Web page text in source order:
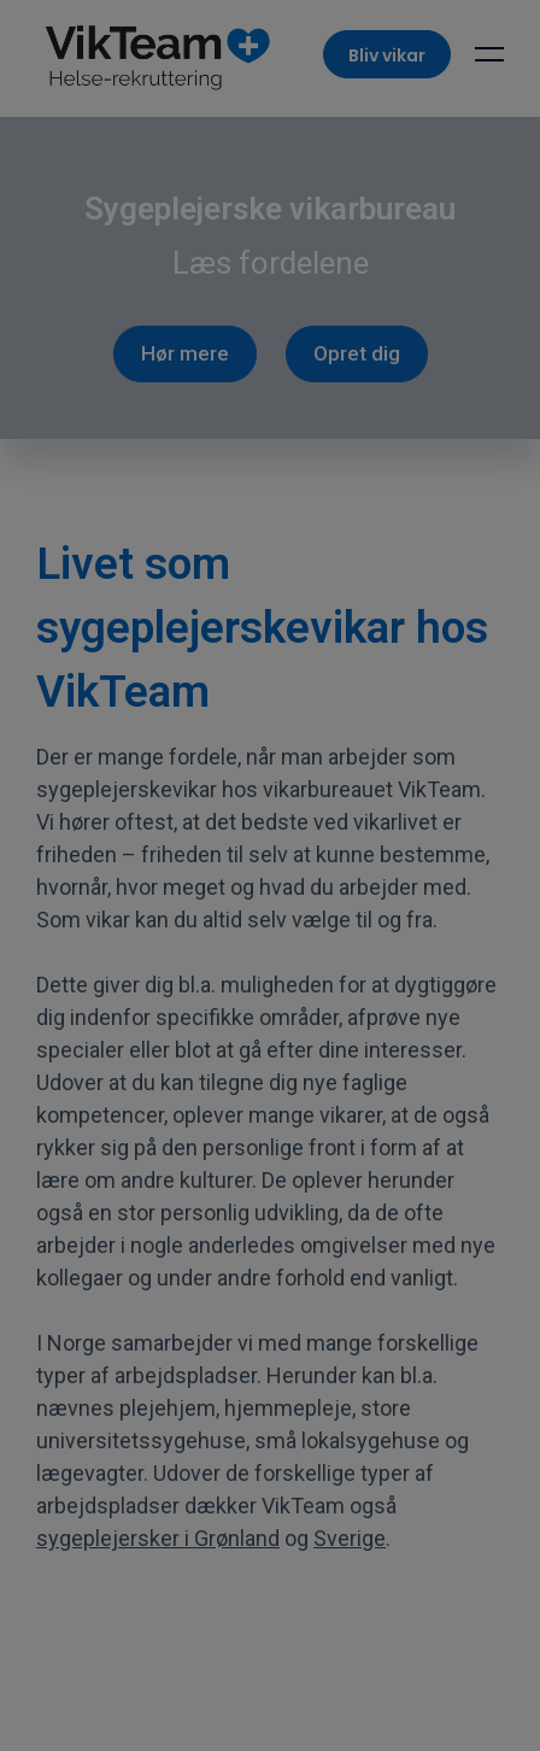
Bliv vikar
Sygeplejerske vikarbureau
Læs fordelene
Hør mere Opret dig
Livet som
sygeplejerskevikar hos
VikTeam
Der er mange fordele, når man arbejder som
sygeplejerskevikar hos vikarbureauet VikTeam.
Vi hører oftest, at det bedste ved vikarlivet er
friheden – friheden til selv at kunne bestemme,
hvornår, hvor meget og hvad du arbejder med.
Som vikar kan du altid selv vælge til og fra.
Dette giver dig bl.a. muligheden for at dygtiggøre
dig indenfor specifikke områder, afprøve nye
specialer eller blot at gå efter dine interesser.
Udover at du kan tilegne dig nye faglige
kompetencer, oplever mange vikarer, at de også
rykker sig på den personlige front i form af at
lære om andre kulturer. De oplever herunder
også en stor personlig udvikling, da de ofte
arbejder i nogle anderledes omgivelser med nye
kollegaer og under andre forhold end vanligt.
I Norge samarbejder vi med mange forskellige
typer af arbejdspladser. Herunder kan bl.a.
nævnes plejehjem, hjemmepleje, store
universitetssygehuse, små lokalsygehuse og
lægevagter. Udover de forskellige typer af
arbejdspladser dækker VikTeam også
sygeplejersker i Grønland og Sverige.